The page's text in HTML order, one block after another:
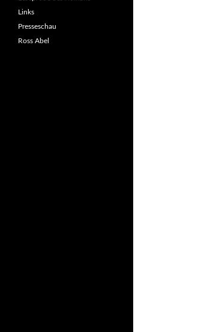
Links
Presseschau
Ross Abel